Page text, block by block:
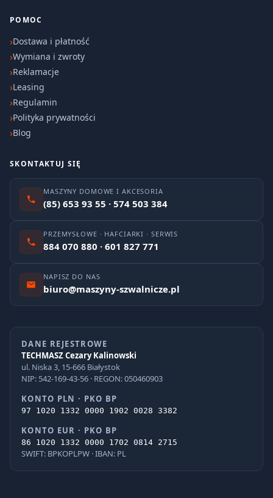
POMOC
Dostawa i płatność
Wymiana i zwroty
Reklamacje
Leasing
Regulamin
Polityka prywatności
Blog
SKONTAKTUJ SIĘ
MASZYNY DOMOWE I AKCESORIA
(85) 653 93 55 · 574 503 384
PRZEMYSŁOWE · HAFCIARKI · SERWIS
884 070 880 · 601 827 771
NAPISZ DO NAS
biuro@maszyny-szwalnicze.pl
DANE REJESTROWE
TECHMASZ Cezary Kalinowski
ul. Niska 3, 15-666 Białystok
NIP: 542-169-43-56 · REGON: 050460903
KONTO PLN · PKO BP
97 1020 1332 0000 1902 0028 3382
KONTO EUR · PKO BP
86 1020 1332 0000 1702 0814 2715
SWIFT: BPKOPLPW · IBAN: PL